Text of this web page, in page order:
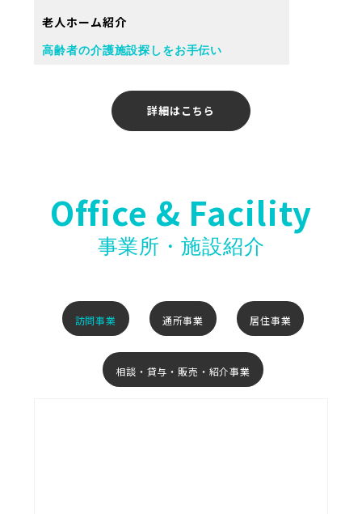
老人ホーム紹介
高齢者の介護施設探しをお手伝い
詳細はこちら
Office & Facility
事業所・施設紹介
訪問事業 通所事業 居住事業
相談・貸与・販売・紹介事業